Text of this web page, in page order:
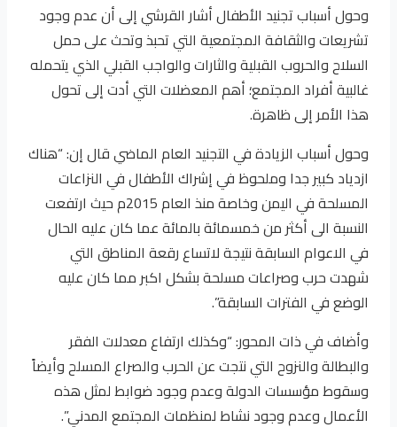
وحول أسباب تجنيد الأطفال أشار القرشي إلى أن عدم وجود
تشريعات والثقافة المجتمعية التي تحبذ وتحث على حمل
السلاح والحروب القبلية والثارات والواجب القبلي الذي يتحمله
غالبية أفراد المجتمع؛ أهم المعضلات التي أدت إلى تحول
هذا الأمر إلى ظاهرة.
وحول أسباب الزيادة في التجنيد العام الماضي قال إن: “هناك
ازدياد كبير جدا وملحوظ في إشراك الأطفال في النزاعات
المسلحة في اليمن وخاصة منذ العام 2015م حيث ارتفعت
النسبة الى أكثر من خمسمائة بالمائة عما كان عليه الحال
في الاعوام السابقة نتيجة لاتساع رقعة المناطق التي
شهدت حرب وصراعات مسلحة بشكل اكبر مما كان عليه
الوضع في الفترات السابقة”.
وأضاف في ذات المحور: “وكذلك ارتفاع معدلات الفقر
والبطالة والنزوح التي نتجت عن الحرب والصراع المسلح وأيضاً
وسقوط مؤسسات الدولة وعدم وجود ضوابط لمثل هذه
الأعمال وعدم وجود نشاط لمنظمات المجتمع المدني”.